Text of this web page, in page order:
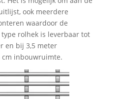
ook meerdere
waardoor de
rolhek is leverbaar tot
en bij 3,5 meter
cm inbouwruimte.